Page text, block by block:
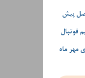
پیش
فوتبال
مهر ماه